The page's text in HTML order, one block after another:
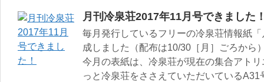
月刊冷泉荘2017年11月号できました
毎月発行しているフリーの冷泉荘情報紙
成しました（配布は10/30［月］ごろから
今月の表紙は、冷泉荘が現在の集合アト
っと冷泉荘をささえていただいている